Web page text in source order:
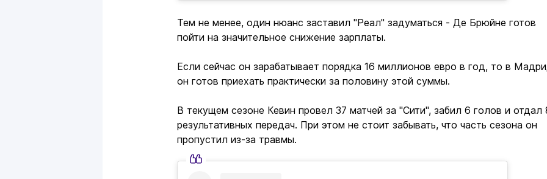
Тем не менее, один нюанс заставил "Реал" задуматься - Де Брюйне готов
пойти на значительное снижение зарплаты.
Если сейчас он зарабатывает порядка 16 миллионов евро в год, то в
он готов приехать практически за половину этой суммы.
В текущем сезоне Кевин провел 37 матчей за "Сити", забил 6 голов и отдал
результативных передач. При этом не стоит забывать, что часть сезона он
пропустил из-за травмы.